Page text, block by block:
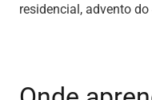
residencial, advento do